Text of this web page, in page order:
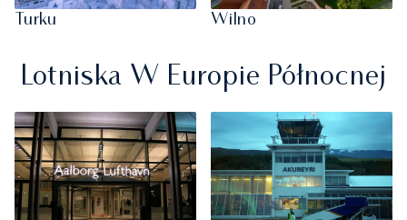
Turku Wilno
Lotniska W Europie Północnej